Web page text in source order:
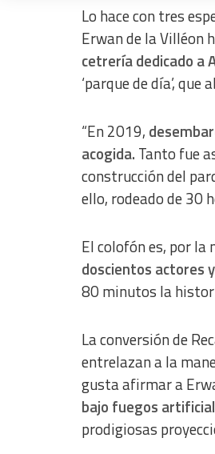
Lo hace con tres
Erwan de la Villéon
cetrería dedicado a
‘parque de día’,
“En 2019,
acogida. Tanto fue
construcción del
ello, rodeado de 30
El colofón es, por la
doscientos actores
80 minutos la
La conversión de
entrelazan a la
gusta afirmar a
bajo fuegos
prodigiosas
Measure content performance
Understand audiences through
Develop and improve services
Use limited data to select content
IAB Special Features:
Use precise geolocation data
Identify devices based on
Non-IAB processing purposes:
Advertising